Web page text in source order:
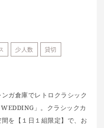
少人数
貸切
ガ倉庫でレトロクラシック
」。クラシックカ
を【１日１組限定】で、お